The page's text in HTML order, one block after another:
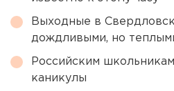
Выходные в
дождливыми, но
Российским
каникулы